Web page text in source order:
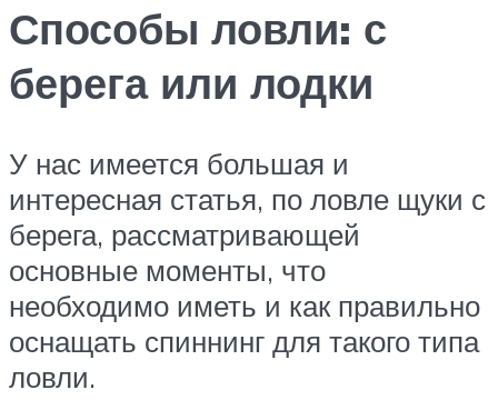
Способы ловли: с
берега или лодки
У нас имеется большая и
интересная статья, по ловле щуки с
берега, рассматривающей
основные моменты, что
необходимо иметь и как правильно
оснащать спиннинг для такого типа
ловли.